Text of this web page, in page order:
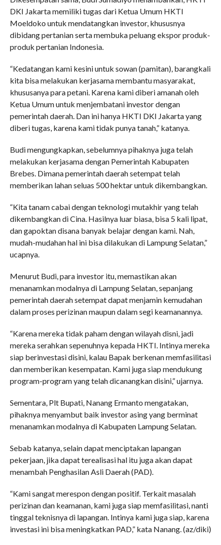
DKI Jakarta memiliki tugas dari Ketua Umum HKTI
Moeldoko untuk mendatangkan investor, khususnya
dibidang pertanian serta membuka peluang ekspor produk-
produk pertanian Indonesia.
“Kedatangan kami kesini untuk sowan (pamitan), barangkali
kita bisa melakukan kerjasama membantu masyarakat,
khususanya para petani. Karena kami diberi amanah oleh
Ketua Umum untuk menjembatani investor dengan
pemerintah daerah. Dan ini hanya HKTI DKI Jakarta yang
diberi tugas, karena kami tidak punya tanah,” katanya.
Budi mengungkapkan, sebelumnya pihaknya juga telah
melakukan kerjasama dengan Pemerintah Kabupaten
Brebes. Dimana pemerintah daerah setempat telah
memberikan lahan seluas 500 hektar untuk dikembangkan.
“Kita tanam cabai dengan teknologi mutakhir yang telah
dikembangkan di Cina. Hasilnya luar biasa, bisa 5 kali lipat,
dan gapoktan disana banyak belajar dengan kami. Nah,
mudah-mudahan hal ini bisa dilakukan di Lampung Selatan,”
ucapnya.
Menurut Budi, para investor itu, memastikan akan
menanamkan modalnya di Lampung Selatan, sepanjang
pemerintah daerah setempat dapat menjamin kemudahan
dalam proses perizinan maupun dalam segi keamanannya.
“Karena mereka tidak paham dengan wilayah disni, jadi
mereka serahkan sepenuhnya kepada HKTI. Intinya mereka
siap berinvestasi disini, kalau Bapak berkenan memfasilitasi
dan memberikan kesempatan. Kami juga siap mendukung
program-program yang telah dicanangkan disini,” ujarnya.
Sementara, Plt Bupati, Nanang Ermanto mengatakan,
pihaknya menyambut baik investor asing yang berminat
menanamkan modalnya di Kabupaten Lampung Selatan.
Sebab katanya, selain dapat menciptakan lapangan
pekerjaan, jika dapat terealisasi hal itu juga akan dapat
menambah Penghasilan Asli Daerah (PAD).
“Kami sangat merespon dengan positif. Terkait masalah
perizinan dan keamanan, kami juga siap memfasilitasi, nanti
tinggal teknisnya di lapangan. Intinya kami juga siap, karena
investasi ini bisa meningkatkan PAD,” kata Nanang. (az/diki)